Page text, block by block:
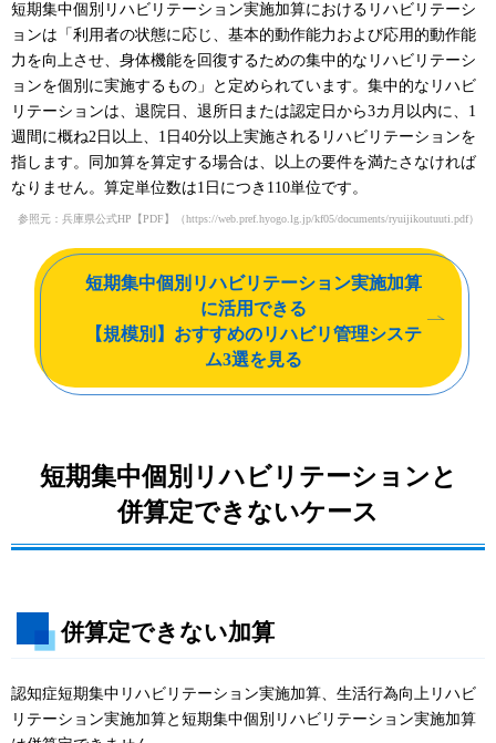
短期集中個別リハビリテーション実施加算におけるリハビリテーシ
ョンは「利用者の状態に応じ、基本的動作能力および応用的動作能
力を向上させ、身体機能を回復するための集中的なリハビリテーシ
ョンを個別に実施するもの」と定められています。集中的なリハビ
リテーションは、退院日、退所日または認定日から3カ月以内に、1
週間に概ね2日以上、1日40分以上実施されるリハビリテーションを
指します。同加算を算定する場合は、以上の要件を満たさなければ
なりません。算定単位数は1日につき110単位です。
参照元：兵庫県公式HP【PDF】（https://web.pref.hyogo.lg.jp/kf05/documents/ryuijikoutuuti.pdf）
短期集中個別リハビリテーション実施加算
に活用できる
【規模別】おすすめのリハビリ管理システ
ム3選を見る
短期集中個別リハビリテーションと
併算定できないケース
併算定できない加算
認知症短期集中リハビリテーション実施加算、生活行為向上リハビ
リテーション実施加算と短期集中個別リハビリテーション実施加算